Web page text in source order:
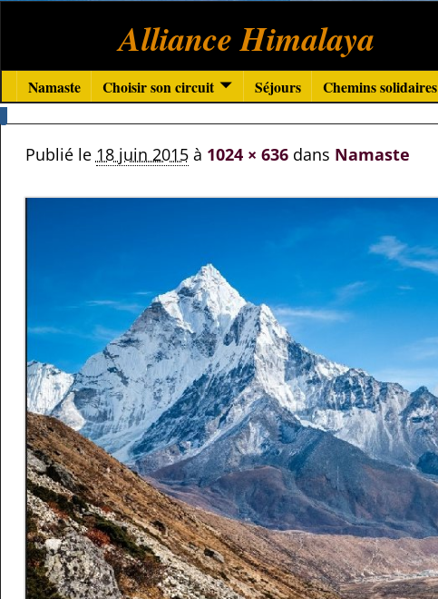
Alliance Himalaya
Namaste Choisir son circuit Séjours Chemins solidaires
Publié le 18 juin 2015à 1024 × 636dans Namaste